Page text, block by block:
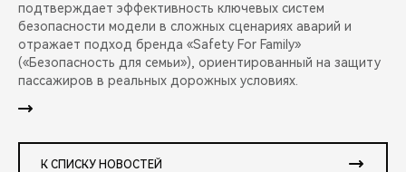
подтверждает эффективность ключевых систем
безопасности модели в сложных сценариях аварий и
отражает подход бренда «Safety For Family»
(«Безопасность для семьи»), ориентированный на защиту
пассажиров в реальных дорожных условиях.
К СПИСКУ НОВОСТЕЙ